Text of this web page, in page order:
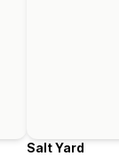
Salt Yard